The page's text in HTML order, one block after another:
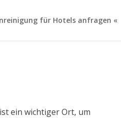
für Hotels anfragen «
ein wichtiger Ort, um